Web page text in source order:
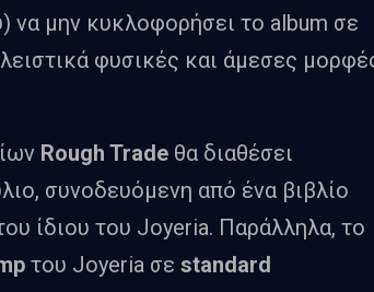
να μην κυκλοφορήσει το album σε
φυσικές και άμεσες
Rough Trade θα διαθέσει
συνοδευόμενη από ένα βιβλίο
ίδιου του Joyeria. Παράλληλα, το
του Joyeria σε standard